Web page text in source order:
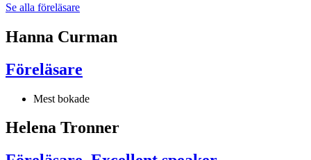
Se alla föreläsare
Hanna Curman
Föreläsare
Mest bokade
Helena Tronner